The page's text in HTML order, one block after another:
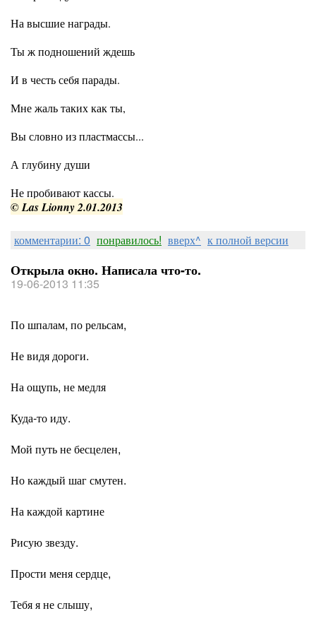
На высшие награды.
Ты ж подношений ждешь
И в честь себя парады.
Мне жаль таких как ты,
Вы словно из пластмассы...
А глубину души
Не пробивают кассы.
© Las Lionny 2.01.2013
комментарии: 0 понравилось! вверх^ к полной версии
Открыла окно. Написала что-то.
19-06-2013 11:35
По шпалам, по рельсам,
Не видя дороги.
На ощупь, не медля
Куда-то иду.
Мой путь не бесцелен,
Но каждый шаг смутен.
На каждой картине
Рисую звезду.
Прости меня сердце,
Тебя я не слышу,